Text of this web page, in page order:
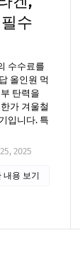
수
수수료를
올인원 먹
탄력을
가 겨울철
입니다. 특
2025
내용 보기